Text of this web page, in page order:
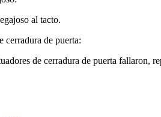
al tacto.
cerradura de puerta:
de cerradura de puerta fallaron,